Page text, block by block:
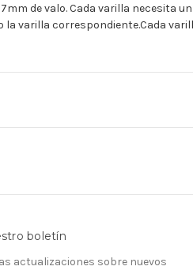
7mm de valo. Cada varilla necesita
la varilla correspondiente.Cada
boletín
actualizaciones sobre nuevos